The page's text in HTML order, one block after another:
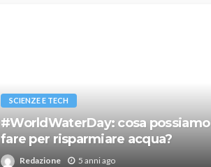
SCIENZE E TECH
#WorldWaterDay: cosa possiamo
fare per risparmiare acqua?
Redazione 5 anni ago